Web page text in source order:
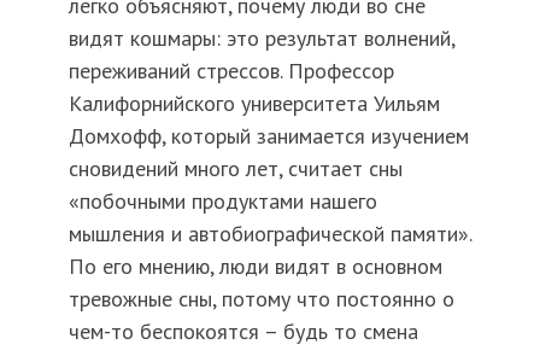
легко объясняют, почему люди во сне
видят кошмары: это результат волнений,
переживаний стрессов. Профессор
Калифорнийского университета Уильям
Домхофф, который занимается изучением
сновидений много лет, считает сны
«побочными продуктами нашего
мышления и автобиографической памяти».
По его мнению, люди видят в основном
тревожные сны, потому что постоянно о
чем-то беспокоятся – будь то смена